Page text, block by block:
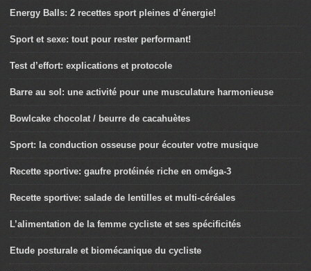
Energy Balls: 2 recettes sport pleines d’énergie!
Sport et sexe: tout pour rester performant!
Test d’effort: explications et protocole
Barre au sol: une activité pour une musculature harmonieuse
Bowlcake chocolat / beurre de cacahuètes
Sport: la conduction osseuse pour écouter votre musique
Recette sportive: gaufre protéinée riche en oméga-3
Recette sportive: salade de lentilles et multi-céréales
L’alimentation de la femme cycliste et ses spécificités
Etude posturale et biomécanique du cycliste